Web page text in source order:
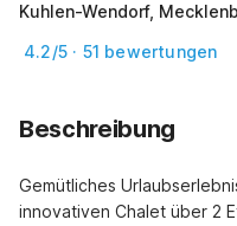
Kuhlen-Wendorf,
4.2/5 · 51 bewertungen
Beschreibung
Gemütliches
innovativen Chalet über 2